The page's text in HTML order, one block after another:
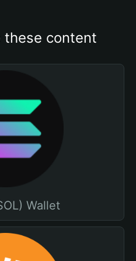
these content
Wallet